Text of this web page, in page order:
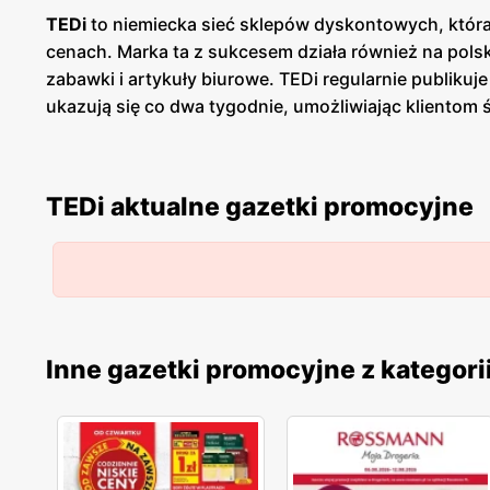
TEDi to niemiecka sieć sklepów dyskontowych,
cenach. Marka ta z sukcesem działa również na
zabawki i artykuły biurowe. TEDi regularnie publikuje
ukazują się co dwa tygodnie, umożliwiając klientom
, klienci mogą zaoszczędzić na
stawia na nowości i regularnie wprowadza do
o jakość oferowanych produktów. Mimo że sieć
starannie selekcjonowane i testowane, aby
kupują produkty, które posłużą im przez długi
dyskontowych, która dzięki szerokiej ofercie
zakupy.
TEDi aktualne gazetki promocyjne
Inne gazetki promocyjne z